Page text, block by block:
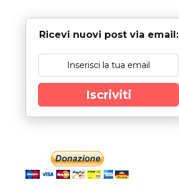
Ricevi nuovi post via email:
Iscriviti